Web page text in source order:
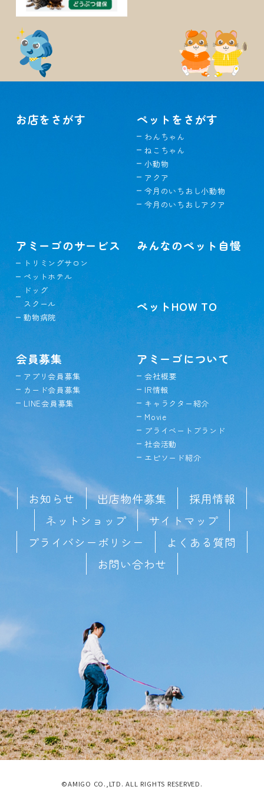
お店をさがす ペットをさがす
わんちゃん
ねこちゃん
小動物
アクア
今月のいちおし小動物
今月のいちおしアクア
アミーゴのサービス
トリミングサロン
ペットホテル
ドッグ
スクール
動物病院
みんなのペット自慢
ペットHOW TO
会員募集
アプリ会員募集
カード会員募集
LINE会員募集
アミーゴについて
会社概要
IR情報
キャラクター紹介
Movie
プライベートブランド
社会活動
エピソード紹介
お知らせ 出店物件募集
採用情報
ネットショップ
サイトマップ
プライバシーポリシー
よくある質問
お問い合わせ
©AMIGO CO.,LTD. ALL RIGHTS RESERVED.